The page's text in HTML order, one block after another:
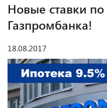
Новые ставки по
Газпромбанка!
18.08.2017